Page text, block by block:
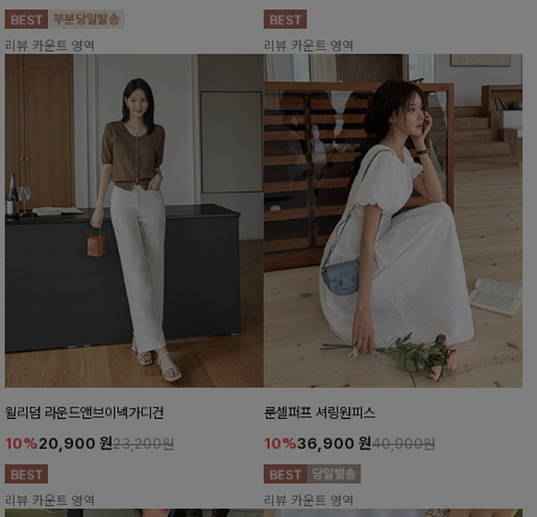
리뷰 카운트 영역 리뷰 카운트 영역
윌리덤 라운드앤브이넥가디건
10%20,900 원23,200원
리뷰 카운트 영역
룬셀퍼프 셔링원피스
10%36,900 원40,900원
리뷰 카운트 영역